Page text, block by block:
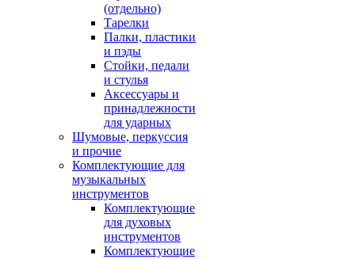
(отдельно)
Тарелки
Палки, пластики
и пэды
Стойки, педали
и стулья
Аксессуары и
принадлежности
для ударных
Шумовые, перкуссия
и прочие
Комплектующие для
музыкальных
инструментов
Комплектующие
для духовых
инструментов
Комплектующие